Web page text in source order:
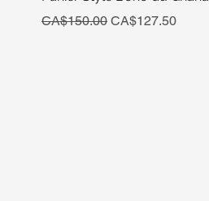
Regular Price
CA$150.00 Sale Price
CA$127.50